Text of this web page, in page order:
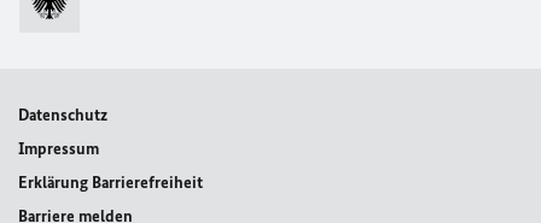
Datenschutz
Impressum
Erklärung Barrierefreiheit
Barriere melden